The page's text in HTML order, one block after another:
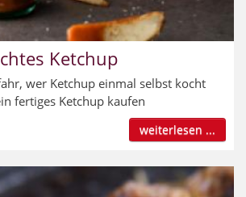
Ketchup
wer Ketchup einmal selbst kocht
fertiges Ketchup kaufen
weiterlesen ...